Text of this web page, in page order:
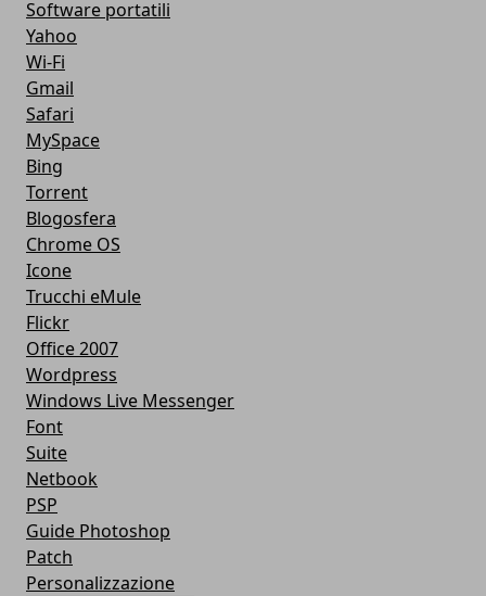
Software portatili
Yahoo
Wi-Fi
Gmail
Safari
MySpace
Bing
Torrent
Blogosfera
Chrome OS
Icone
Trucchi eMule
Flickr
Office 2007
Wordpress
Windows Live Messenger
Font
Suite
Netbook
PSP
Guide Photoshop
Patch
Personalizzazione